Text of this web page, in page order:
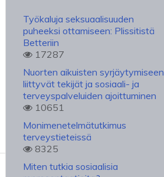
Työkaluja seksuaalisuuden
puheeksi ottamiseen: Plissitistä
Betteriin
17287
Nuorten aikuisten syrjäytymiseen
liittyvät tekijät ja sosiaali- ja
terveyspalveluiden ajoittuminen
10651
Monimenetelmätutkimus
terveystieteissä
8325
Miten tutkia sosiaalisia